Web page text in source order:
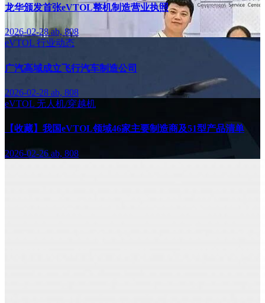
龙华颁发首张eVTOL整机制造营业执照
2026-02-28ab, 808
eVTOL 行业动态
广汽高域成立飞行汽车制造公司
2026-02-28 ab, 808
eVTOL 无人机/穿越机
【收藏】我国eVTOL领域46家主要制造商及51型产品清单
2026-02-26 ab, 808